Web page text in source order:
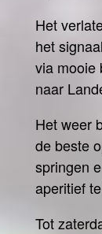
Het
het
via mooie
naar
Het weer
de beste
springen
aperitief
Tot